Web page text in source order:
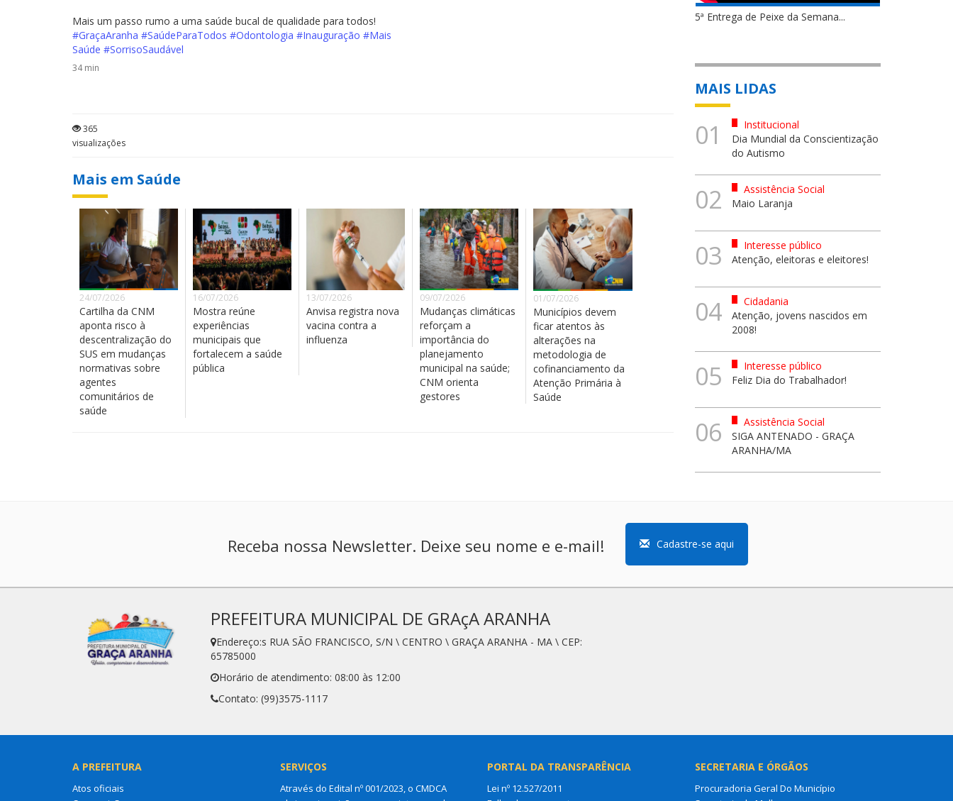
Mais um passo rumo a uma saúde bucal de qualidade para todos!
#GraçaAranha #SaúdeParaTodos #Odontologia #Inauguração #Mais
Saúde #SorrisoSaudável
34 min
365
visualizações
Mais em Saúde
24/07/2026
Cartilha da CNM
aponta risco à
descentralização do
SUS em mudanças
normativas sobre
agentes
comunitários de
saúde
16/07/2026
Mostra reúne
experiências
municipais que
fortalecem a saúde
pública
13/07/2026
Anvisa registra nova
vacina contra a
influenza
09/07/2026
Mudanças climáticas
reforçam a
importância do
planejamento
municipal na saúde;
CNM orienta
gestores
01/07/2026
Municípios devem
ficar atentos às
alterações na
metodologia de
cofinanciamento da
Atenção Primária à
Saúde
5ª Entrega de Peixe da Semana...
MAIS LIDAS
01
Institucional
Dia Mundial da Conscientização
do Autismo
02
Assistência Social
Maio Laranja
03
Interesse público
Atenção, eleitoras e eleitores!
04
Cidadania
Atenção, jovens nascidos em
2008!
05
Interesse público
Feliz Dia do Trabalhador!
06
Assistência Social
SIGA ANTENADO - GRAÇA
ARANHA/MA
Receba nossa Newsletter. Deixe seu nome e e-mail! Cadastre-se aqui
PREFEITURA MUNICIPAL DE GRAçA ARANHA
Endereço:s RUA SÃO FRANCISCO, S/N \ CENTRO \ GRAÇA ARANHA - MA \ CEP:
65785000
Horário de atendimento: 08:00 às 12:00
Contato: (99)3575-1117
A PREFEITURA
Atos oficiais
SERVIÇOS
Através do Edital nº 001/2023, o CMDCA
PORTAL DA TRANSPARÊNCIA
Lei nº 12.527/2011
SECRETARIA E ÓRGÃOS
Procuradoria Geral Do Município